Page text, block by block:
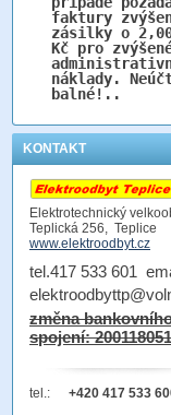
faktury
zásilky o 2,00
Kč pro
náklady.
balné!..
KONTAKT
Elektrotechnický
Teplická 256, Teplice
www.elektroodbyt.cz
tel.417 533 601
změna
spojení:
tel.: +420 417 533